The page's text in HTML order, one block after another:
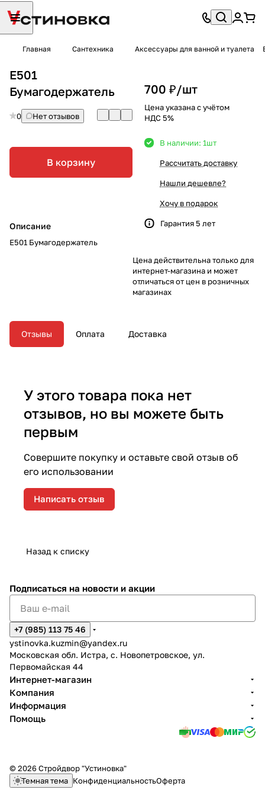
Главная Сантехника Аксессуары для ванной и туалета
E501
Бумагодержатель
0 Нет отзывов
В корзину
Описание
E501 Бумагодержатель
700 ₽/шт
Цена указана с учётом
НДС 5%
В наличии: 1шт
Рассчитать доставку
Нашли дешевле?
Хочу в подарок
Гарантия 5 лет
Цена действительна только для
интернет-магазина и может
отличаться от цен в розничных
магазинах
Отзывы Оплата Доставка
У этого товара пока нет
отзывов, но вы можете быть
первым
Совершите покупку и оставьте свой отзыв об
его использовании
Написать отзыв
Назад к списку
Подписаться на новости и акции
+7 (985) 113 75 46
ystinovka.kuzmin@yandex.ru
Московская обл. Истра, с. Новопетровское, ул.
Первомайская 44
Интернет-магазин
Компания
Информация
Помощь
© 2026 Стройдвор "Устиновка"
Темная тема КонфиденциальностьОферта